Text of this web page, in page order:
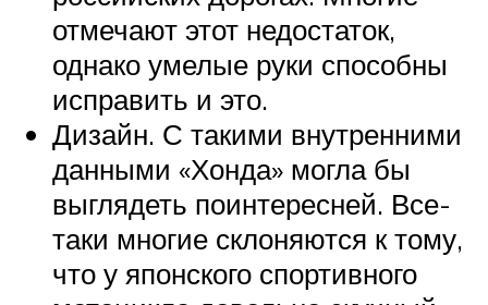
отмечают этот недостаток,
однако умелые руки способны
исправить и это.
Дизайн. С такими внутренними
данными «Хонда» могла бы
выглядеть поинтересней. Все-
таки многие склоняются к тому,
что у японского спортивного